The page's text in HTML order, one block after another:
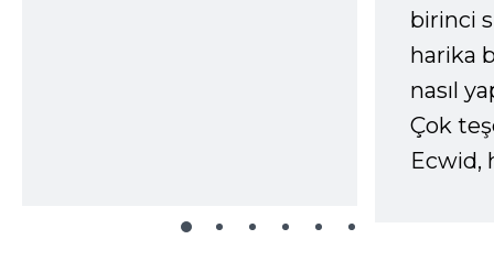
birinci
harika
nasıl
Çok
Ecwid,